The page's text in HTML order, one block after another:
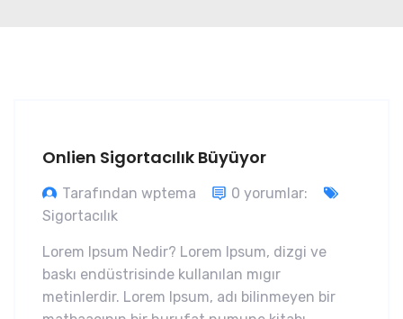
Onlien Sigortacılık Büyüyor
Tarafından wptema
0 yorumlar:
Sigortacılık
Lorem Ipsum Nedir? Lorem Ipsum, dizgi ve
baskı endüstrisinde kullanılan mıgır
metinlerdir. Lorem Ipsum, adı bilinmeyen bir